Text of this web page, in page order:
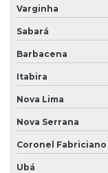
Varginha
Sabará
Barbacena
Itabira
Nova Lima
Nova Serrana
Coronel Fabriciano
Ubá